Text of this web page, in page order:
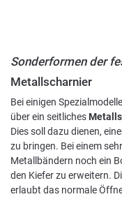
Sonderformen der
Metallscharnier
Bei einigen
über ein seitliches
Dies soll dazu dienen,
zu bringen. Bei einem
Metallbändern noch ein
den Kiefer zu erweitern.
erlaubt das normale